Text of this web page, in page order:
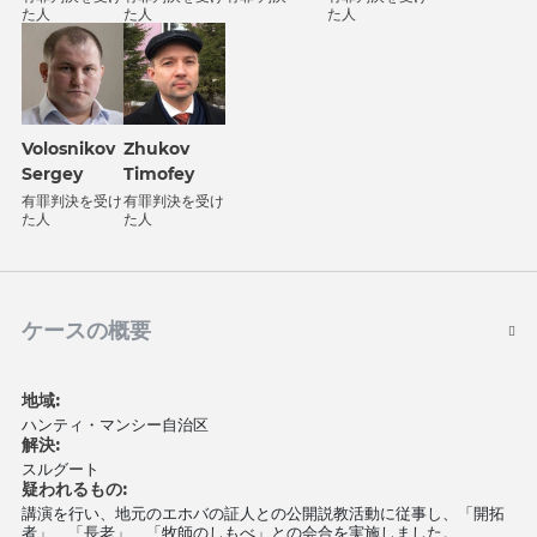
た人
た人
た人
Volosnikov
Sergey
有罪判決を受け
た人
Zhukov
Timofey
有罪判決を受け
た人
ケースの概要
地域:
ハンティ・マンシー自治区
解決:
スルグート
疑われるもの:
講演を行い、地元のエホバの証人との公開説教活動に従事し、「開拓
者」、「長老」、「牧師のしもべ」との会合を実施しました。